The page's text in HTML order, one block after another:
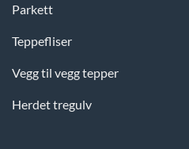
Parkett
Teppefliser
Vegg til vegg tepper
Herdet tregulv